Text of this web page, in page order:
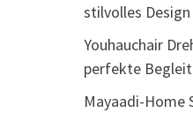
stilvolles Design
Youhauchair
perfekte
Mayaadi-Home